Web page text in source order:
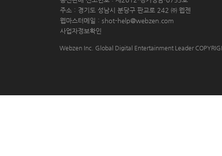
주소 : 경기도 성남시 분당구 판교로 242 ㈜ 웹젠
웹마스터메일 : shot-help@webzen.com
사업자정보확인
Webzen Inc. Global Digital Entertainment Leader